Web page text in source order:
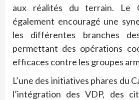
aux réalités du terrain. Le
également encouragé une
les différentes branches
permettant des opérations
efficaces contre les groupes
L’une des initiatives phares du
l’intégration des VDP, des